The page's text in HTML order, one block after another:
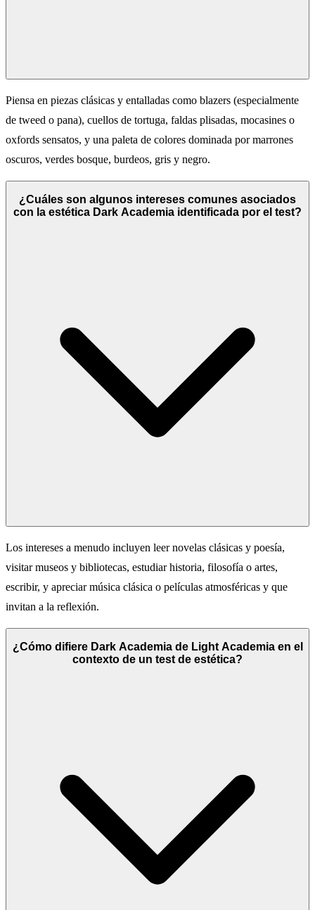
Piensa en piezas clásicas y entalladas como blazers (especialmente
de tweed o pana), cuellos de tortuga, faldas plisadas, mocasines o
oxfords sensatos, y una paleta de colores dominada por marrones
oscuros, verdes bosque, burdeos, gris y negro.
¿Cuáles son algunos intereses comunes asociados
con la estética Dark Academia identificada por el test?
Los intereses a menudo incluyen leer novelas clásicas y poesía,
visitar museos y bibliotecas, estudiar historia, filosofía o artes,
escribir, y apreciar música clásica o películas atmosféricas y que
invitan a la reflexión.
¿Cómo difiere Dark Academia de Light Academia en el
contexto de un test de estética?